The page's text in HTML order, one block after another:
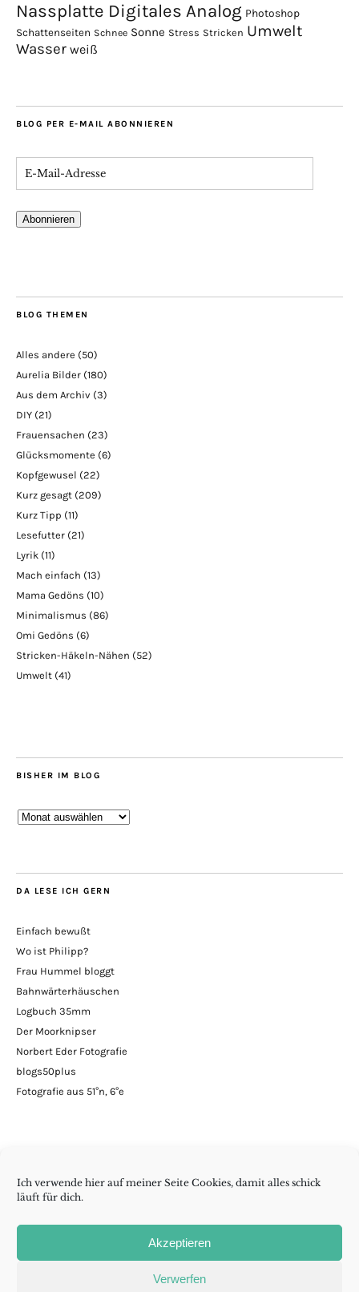
Ich verwende hier auf meiner Seite Cookies, damit alles schick
läuft für dich.
Akzeptieren
Verwerfen
Nassplatte Digitales Analog Photoshop
Schattenseiten Schnee Sonne Stress Stricken Umwelt
Wasser weiß
BLOG PER E-MAIL ABONNIEREN
Abonnieren
BLOG THEMEN
Alles andere (50)
Aurelia Bilder (180)
Aus dem Archiv (3)
DIY (21)
Frauensachen (23)
Glücksmomente (6)
Kopfgewusel (22)
Kurz gesagt (209)
Kurz Tipp (11)
Lesefutter (21)
Lyrik (11)
Mach einfach (13)
Mama Gedöns (10)
Minimalismus (86)
Omi Gedöns (6)
Stricken-Häkeln-Nähen (52)
Umwelt (41)
BISHER IM BLOG
Bisher
DA LESE ICH GERN
Einfach bewußt
Wo ist Philipp?
Frau Hummel bloggt
Bahnwärterhäuschen
Logbuch 35mm
Der Moorknipser
Norbert Eder Fotografie
blogs50plus
Fotografie aus 51°n, 6°e